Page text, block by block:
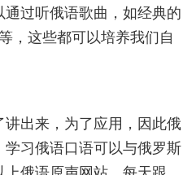
过听俄语歌曲，如经典的
，这些都可以培养我们自
出来，为了应用，因此俄
习俄语口语可以与俄罗斯